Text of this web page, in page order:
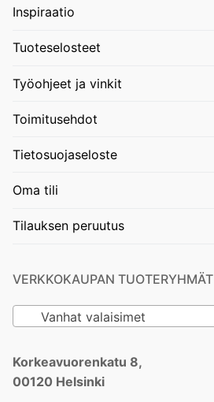
Inspiraatio
Tuoteselosteet
Työohjeet ja vinkit
Toimitusehdot
Tietosuojaseloste
Oma tili
Tilauksen peruutus
VERKKOKAUPAN TUOTERYHMÄT
Vanhat valaisimet
Korkeavuorenkatu 8,
00120 Helsinki